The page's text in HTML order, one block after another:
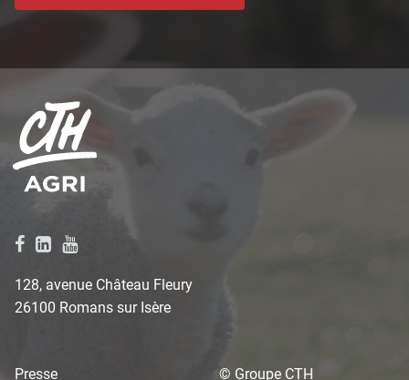
128, avenue Château Fleury
26100 Romans sur Isère
Presse © Groupe CTH